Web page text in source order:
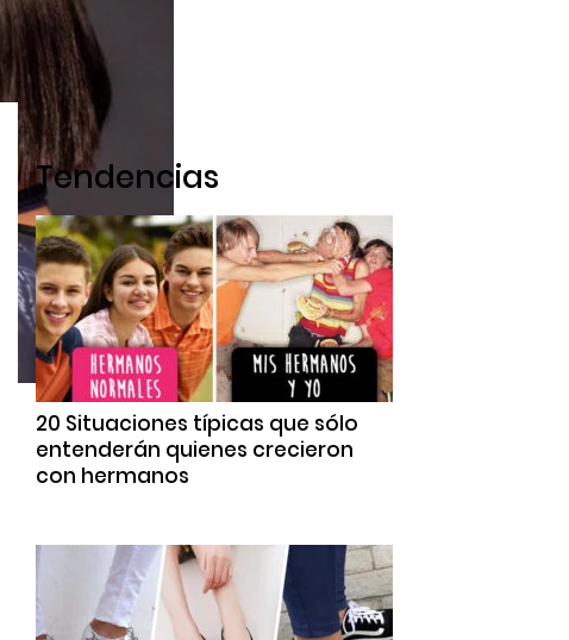
Tendencias
20 Situaciones típicas que sólo
entenderán quienes crecieron
con hermanos